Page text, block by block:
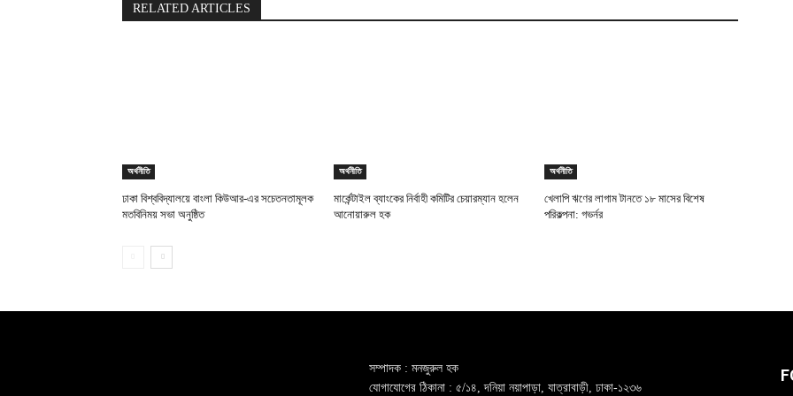
RELATED ARTICLES
অর্থনীতি
ঢাকা বিশ্ববিদ্যালয়ে বাংলা কিউআর-এর সচেতনতামূলক
মতবিনিময় সভা অনুষ্ঠিত
অর্থনীতি
মার্কেন্টাইল ব্যাংকের নির্বাহী কমিটির চেয়ারম্যান হলেন
আনোয়ারুল হক
অর্থনীতি
খেলাপি ঋণের লাগাম টানতে ১৮ মাসের বিশেষ
পরিকল্পনা: গভর্নর
সম্পাদক : মনজুরুল হক
যোগাযোগের ঠিকানা : ৫/১৪, দনিয়া নয়াপাড়া, যাত্রাবাড়ী, ঢাকা-১২৩৬